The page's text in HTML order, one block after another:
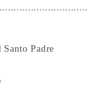
Padre